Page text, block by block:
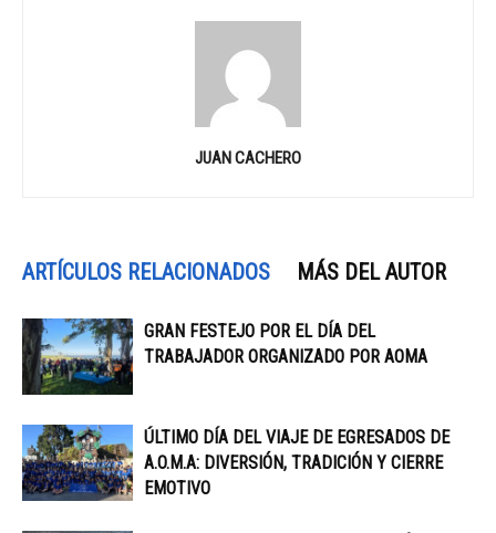
JUAN CACHERO
ARTÍCULOS RELACIONADOS MÁS DEL AUTOR
GRAN FESTEJO POR EL DÍA DEL
TRABAJADOR ORGANIZADO POR AOMA
ÚLTIMO DÍA DEL VIAJE DE EGRESADOS DE
A.O.M.A: DIVERSIÓN, TRADICIÓN Y CIERRE
EMOTIVO